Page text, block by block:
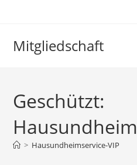
Mitgliedschaft
Geschützt:
> Hausundheimservice-VIP